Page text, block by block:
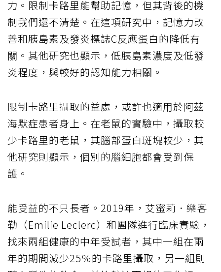
力。限制卡路里能幫助記憶，但其背後的機
制我們還不清楚。在這項研究中，記憶力改
善和胰島素及發炎標誌C反應蛋白的降低有
關。其他研究也顯示，低胰島素濃度及低發
炎程度，與較好的認知能力相關。
限制卡路里攝取的益處，或許也適用於阿茲
海默症患者身上。在老鼠的實驗中，攝取較
少卡路里的老鼠，其腦部蛋白斑塊較少，其
他研究則顯示，個別的腦細胞都會受到保
護。
能受益的不只長者。2019年，艾蜜莉．樂客
勒（Emilie Leclerc）和團隊進行臨床實驗，
找來兩組健康的中年受試者，其中一組在兩
年的期間減少25％的卡路里攝取，另一組則